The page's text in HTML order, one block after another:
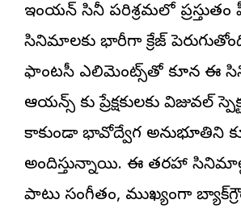
ఇండియన్ సినీ పరిశ్రమలో
సినిమాలకు భారీగా క్రేజ్
ఫాంటసీ ఎలిమెంట్స్‌తో కూడిన ఈ
ఆడియ‌న్స్ కు ప్రేక్షకులకు విజువల్
కాకుండా భావోద్వేగ అనుభూతిని
అందిస్తున్నాయి. ఈ తరహా
పాటు సంగీతం, ముఖ్యంగా